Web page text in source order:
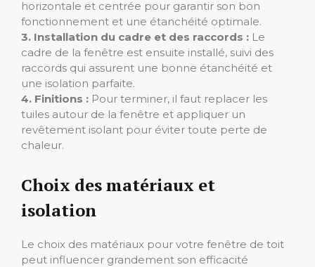
horizontale et centrée pour garantir son bon
fonctionnement et une étanchéité optimale.
3. Installation du cadre et des raccords : Le
cadre de la fenêtre est ensuite installé, suivi des
raccords qui assurent une bonne étanchéité et
une isolation parfaite.
4. Finitions : Pour terminer, il faut replacer les
tuiles autour de la fenêtre et appliquer un
revêtement isolant pour éviter toute perte de
chaleur.
Choix des matériaux et
isolation
Le choix des matériaux pour votre fenêtre de toit
peut influencer grandement son efficacité